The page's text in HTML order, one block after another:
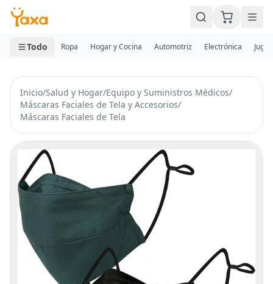
MINI CARRITO
0 productos
Todo Ropa Hogar y Cocina Automotriz Electrónica
Inicio/Salud y Hogar/Equipo y Suministros Médicos/
Máscaras Faciales de Tela y Accesorios/
Máscaras Faciales de Tela